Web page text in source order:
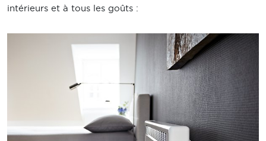
intérieurs et à tous les goûts :